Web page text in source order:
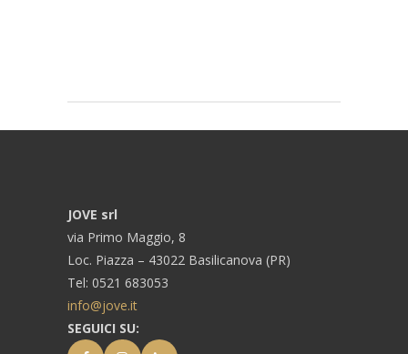
JOVE srl
via Primo Maggio, 8
Loc. Piazza – 43022 Basilicanova (PR)
Tel: 0521 683053
info@jove.it
SEGUICI SU: